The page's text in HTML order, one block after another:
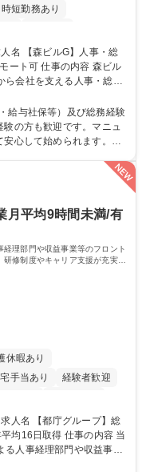
時短勤務あり
近5分以内 土日祝休み
容 森ビル
ら会社を支える人事・総務
よく担当し、ゆくゆくは制
環境です。 ■勤怠管
労務管理全般 ■入退社手続
務 ■社内イベントの企画
て不足している部分はいつ
心して成長できます。 募
休120日◆残業少なめ◆
給与社保等）及び総務経験
験の方も歓迎です。マニュ
心して始められます。
度の改定など会社のコア業
度をダイレクトに実感で
ークライフバランスを保
い経験を活かし、長期的な
を全力で応援します。 学
高校 語学力： 資格：日商
月平均9時間未満/有
理部門や収益事業等のフロント
修制度やキャリア支援が充実し
休暇あり
手当あり
経験者歓迎
あり
仕事の内容 当
る人事経理部門や収益事業
お任せいたします。研修